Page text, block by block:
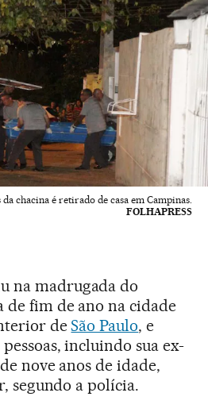
chacina é retirado de casa em Campinas.
FOLHAPRESS
na madrugada do
de fim de ano na cidade
deSão Paulo, e
incluindo sua ex-
nove anos de idade,
segundo a polícia.